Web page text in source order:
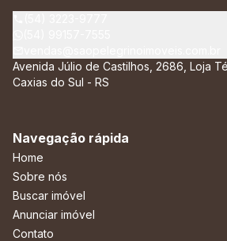
Avenida Júlio de Castilhos, 2686, Loja
Caxias do Sul - RS
Navegação rápida
Home
Sobre nós
Buscar imóvel
Anunciar imóvel
Contato